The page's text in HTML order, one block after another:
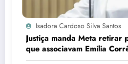
Isadora Cardoso Silva Santos
Justiça manda Meta retirar
que associavam Emília
corrupção e identificar